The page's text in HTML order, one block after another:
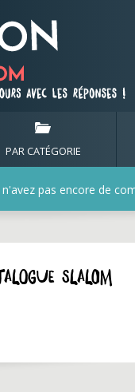
PAR CATÉGORIE
pas encore de
Slalom